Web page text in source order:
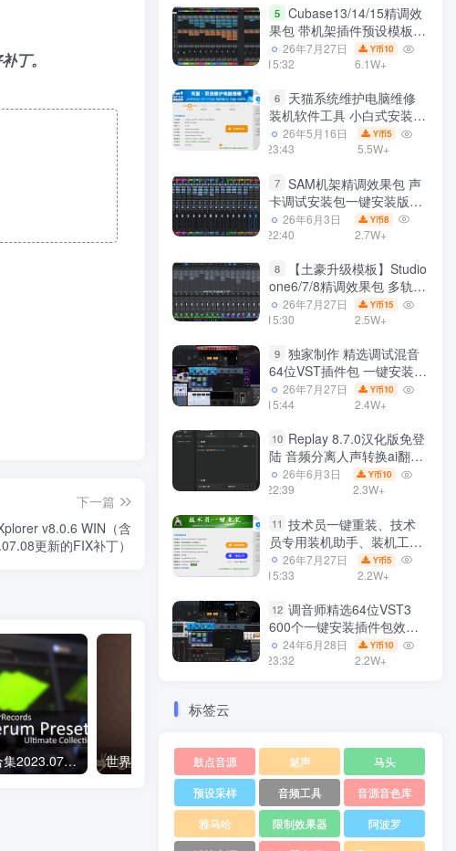
丁。
下一篇
v8.0.6 WIN（含
更新的FIX补丁）
Xfer Serum 预置合集2023.07月版（2023.07.27更新+）
5 Cubase13/14/15精调效
果包 带机架插件预设模板
声卡调试好效果工程文件
26年7月27日
15:32
Y币10
6.1W+
6
天猫系统维护电脑维修
装机软件工具 小白式安装
完全一键安装系统 电脑系统
装机软件 一键重装系统
26年5月16日
23:43
Y币5
5.5W+
7 SAM机架精调效果包 声
卡调试安装包一键安装版模
板 带插件预设效果文件
26年6月3日
22:40
Y币8
2.7W+
8
【土豪升级模板】Studio
one6/7/8精调效果包 多轨道
效果模式可选 声卡调试好预
设模板 带插件全套文件
26年7月27日
15:30
Y币15
2.5W+
9 独家制作 精选调试混音
64位VST插件包 一键安装
600个效果器合集v2.0 WiN
支持定制
26年7月27日
15:44
Y币10
2.4W+
10 Replay 8.7.0汉化版免登
陆 音频分离人声转换ai翻唱
支持50系显卡 一键安装
WiN
26年6月3日
22:39
Y币10
2.3W+
11 技术员一键重装、技术
员专用装机助手、装机工
具、电脑系统装机软件丶一
键安装系统
26年7月27日
15:33
Y币5
2.2W+
12 调音师精选64位VST3
600个一键安装插件包效果
器集合10G WiN
24年6月28日
23:32
Y币10
2.2W+
标签云
鼓点音源 魅声
马头
预设采样
音频工具
音源音色库
雅马哈
限制效果器
阿波罗